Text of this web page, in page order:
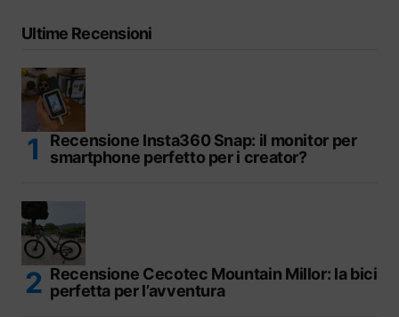
Ultime Recensioni
Recensione Insta360 Snap: il monitor per
smartphone perfetto per i creator?
Recensione Cecotec Mountain Millor: la bici
perfetta per l’avventura